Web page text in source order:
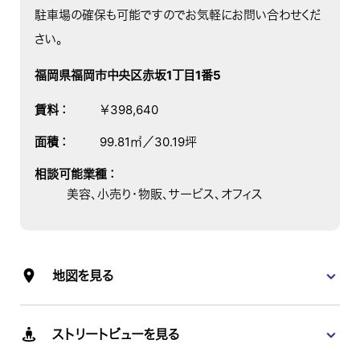
駐車場の確保も可能ですのでお気軽にお問い合わせくだ
さい。
福岡県福岡市中央区赤坂1丁目1番5
賃料： ￥398,640
面積： 99.81㎡／30.19坪
相談可能業種：
美容、小売り・物販、サービス、オフィス
地図を見る
ストリートビューを見る